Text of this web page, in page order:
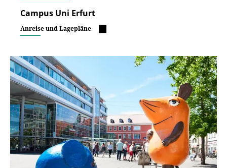
Campus Uni Erfurt
Anreise und Lagepläne